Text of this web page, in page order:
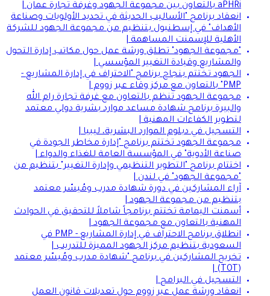
aPHRi بالتعاون بين مجموعة الجهود وغرفة تجارة عمان |
انعقاد برنامج "الأساليب الحديثة في تحديد الأولويات وصناعة
الأهداف" في إسطنبول بتنظيم من مجموعة الجهود للشركة
الأهلية للإسمنت المساهمة |
"مجموعة الجهود" تطلق ورشة عمل حول مكاتب إدارة التحول
والمشاريع وقيادة التغيير المؤسسي |
الجهود تختتم بنجاح برنامج "الاحتراف في إدارة المشاريع -
PMP" بالتعاون مع مركز وقاء عبر زووم |
مجموعة الجهود تنظم بالتعاون مع غرفة تجارة رام الله
والبيرة برنامج شهادة مساعد موارد بشرية دولي معتمد
لتطوير الكفاءات المهنية |
التسجيل في دبلوم الموارد البشرية، ليبيا |
مجموعة الجهود تختتم برنامج "إدارة مخاطر الجودة في
صناعة الأدوية" في المؤسسة العامة للغذاء والدواء |
اختتام برنامج "التطوير التنظيمي وإدارة التغيير" بتنظيم من
"مجموعة الجهود" في لندن |
آراء المشاركين في دورة شهادة مدرب ومُيسّر معتمد
بتنظيم من مجموعة الجهود |
أسمنت اليمامة تختتم برنامجاً شاملاً للتحقيق في الحوادث
المهنية بالتعاون مع مجموعة الجهود |
انطلاق برنامج الاحتراف في إدارة المشاريع - PMP في
السعودية بتنظيم مركز الجهود المميزة للتدريب |
تخريج المشاركين في برنامج "شهادة مدرب ومُيسّر معتمد
(TOT) |
التسجيل في البرامج |
انعقاد ورشة عمل عبر زووم حول تعديلات قانون العمل